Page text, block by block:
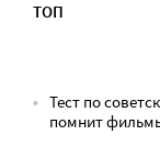
ТОП
Тест по
помнит